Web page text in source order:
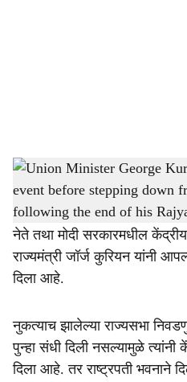
h
a
r
e
Union Minister George Kurian addresses a
Modi government following the end of his
George Kurian Resignation
नेते तथा मोदी सरकारमधील
राज्यमंत्री जॉर्ज कुरियन यांनी
दिला आहे.
नुकत्याच झालेल्या राज्यसभा
पुन्हा संधी दिली नसल्यामुळे त्यांनी
दिला आहे. तर राष्ट्रपती भवनाने